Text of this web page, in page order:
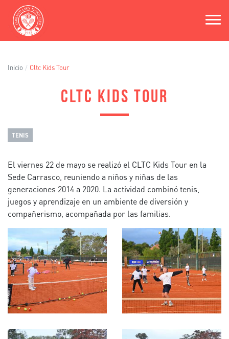
principal
Inicio Cltc Kids Tour
CLTC KIDS TOUR
TENIS
El viernes 22 de mayo se realizó el CLTC Kids Tour en la
Sede Carrasco, reuniendo a niños y niñas de las
generaciones 2014 a 2020. La actividad combinó tenis,
juegos y aprendizaje en un ambiente de diversión y
compañerismo, acompañada por las familias.